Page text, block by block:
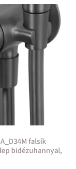
falsík
bidézuhannyal,